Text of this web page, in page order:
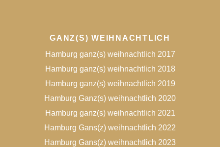
GANZ(S) WEIHNACHTLICH
Hamburg ganz(s) weihnachtlich 2017
Hamburg ganz(s) weihnachtlich 2018
Hamburg ganz(s) weihnachtlich 2019
Hamburg Ganz(s) weihnachtlich 2020
Hamburg ganz(s) weihnachtlich 2021
Hamburg Gans(z) weihnachtlich 2022
Hamburg Gans(z) weihnachtlich 2023